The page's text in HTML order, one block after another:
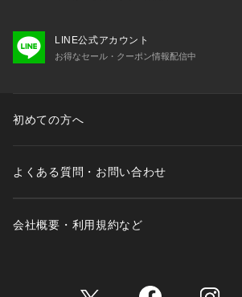
LINE公式アカウント
お得なセール・クーポン情報配信中
初めての方へ
よくある質問・お問い合わせ
会社概要・利用規約など